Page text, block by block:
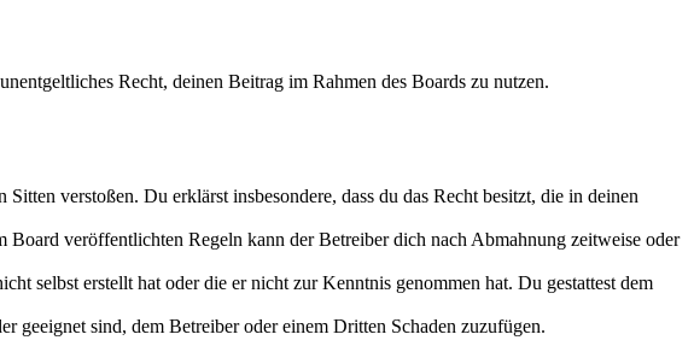
Recht, deinen Beitrag im Rahmen des Boards zu nutzen.
verstoßen. Du erklärst insbesondere, dass du das Recht besitzt, die in deinen
Board veröffentlichten Regeln kann der Betreiber dich nach Abmahnung zeitweise oder
selbst erstellt hat oder die er nicht zur Kenntnis genommen hat. Du gestattest dem
geeignet sind, dem Betreiber oder einem Dritten Schaden zuzufügen.